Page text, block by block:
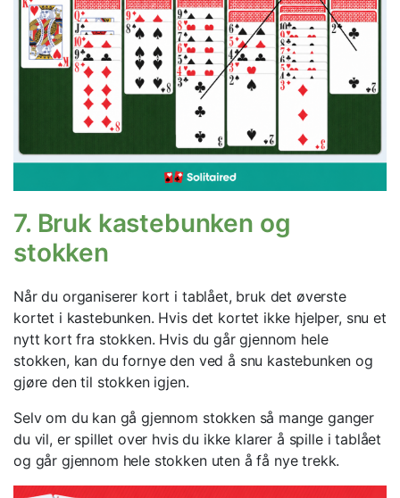
7. Bruk kastebunken og
stokken
Når du organiserer kort i tablået, bruk det øverste
kortet i kastebunken. Hvis det kortet ikke hjelper, snu et
nytt kort fra stokken. Hvis du går gjennom hele
stokken, kan du fornye den ved å snu kastebunken og
gjøre den til stokken igjen.
Selv om du kan gå gjennom stokken så mange ganger
du vil, er spillet over hvis du ikke klarer å spille i tablået
og går gjennom hele stokken uten å få nye trekk.